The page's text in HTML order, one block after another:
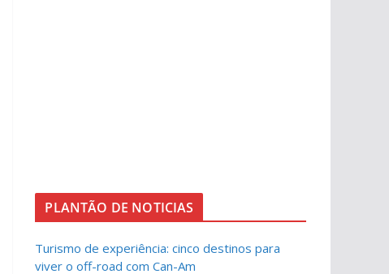
PLANTÃO DE NOTICIAS
Turismo de experiência: cinco destinos para
viver o off-road com Can-Am